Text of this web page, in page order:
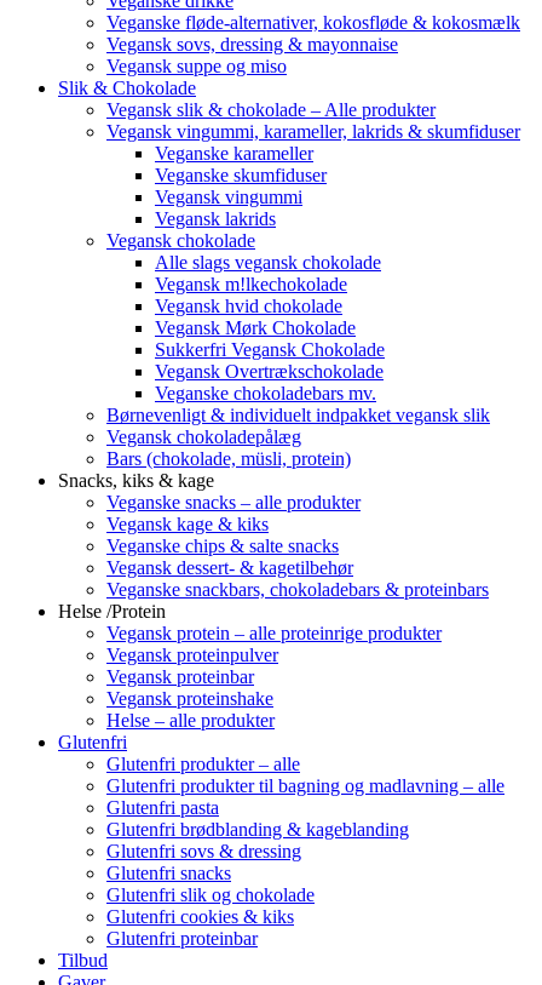
Veganske fløde-alternativer, kokosfløde & kokosmælk
Vegansk sovs, dressing & mayonnaise
Vegansk suppe og miso
Slik & Chokolade
Vegansk slik & chokolade – Alle produkter
Vegansk vingummi, karameller, lakrids & skumfiduser
Veganske karameller
Veganske skumfiduser
Vegansk vingummi
Vegansk lakrids
Vegansk chokolade
Alle slags vegansk chokolade
Vegansk m!lkechokolade
Vegansk hvid chokolade
Vegansk Mørk Chokolade
Sukkerfri Vegansk Chokolade
Vegansk Overtrækschokolade
Veganske chokoladebars mv.
Børnevenligt & individuelt indpakket vegansk slik
Vegansk chokoladepålæg
Bars (chokolade, müsli, protein)
Snacks, kiks & kage
Veganske snacks – alle produkter
Vegansk kage & kiks
Veganske chips & salte snacks
Vegansk dessert- & kagetilbehør
Veganske snackbars, chokoladebars & proteinbars
Helse /Protein
Vegansk protein – alle proteinrige produkter
Vegansk proteinpulver
Vegansk proteinbar
Vegansk proteinshake
Helse – alle produkter
Glutenfri
Glutenfri produkter – alle
Glutenfri produkter til bagning og madlavning – alle
Glutenfri pasta
Glutenfri brødblanding & kageblanding
Glutenfri sovs & dressing
Glutenfri snacks
Glutenfri slik og chokolade
Glutenfri cookies & kiks
Glutenfri proteinbar
Tilbud